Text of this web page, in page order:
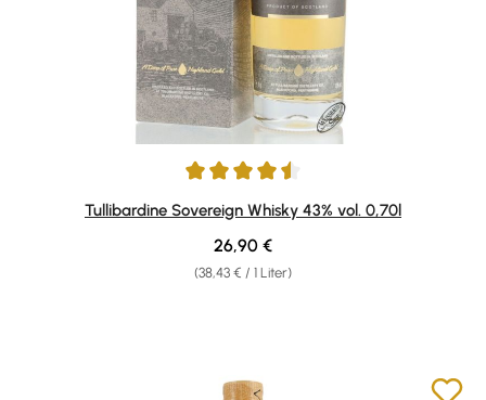
Durchschnittliche Bewertung von 4.5 von 5 Sternen
Tullibardine Sovereign Whisky 43% vol. 0,70l
(38,43 € / 1 Liter)
Regulärer Preis:
26,90 €